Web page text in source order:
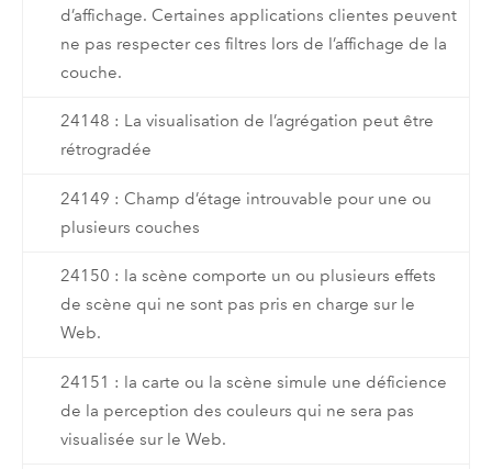
d’affichage. Certaines applications clientes peuvent
ne pas respecter ces filtres lors de l’affichage de la
couche.
24148 : La visualisation de l’agrégation peut être
rétrogradée
24149 : Champ d’étage introuvable pour une ou
plusieurs couches
24150 : la scène comporte un ou plusieurs effets
de scène qui ne sont pas pris en charge sur le
Web.
24151 : la carte ou la scène simule une déficience
de la perception des couleurs qui ne sera pas
visualisée sur le Web.